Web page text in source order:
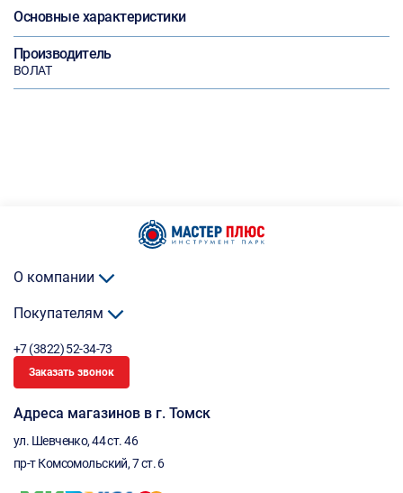
Основные характеристики
Производитель
ВОЛАТ
О компании
Покупателям
+7 (3822) 52-34-73
Заказать звонок
Адреса магазинов в г. Томск
ул. Шевченко, 44 ст. 46
пр-т Комсомольский, 7 ст. 6